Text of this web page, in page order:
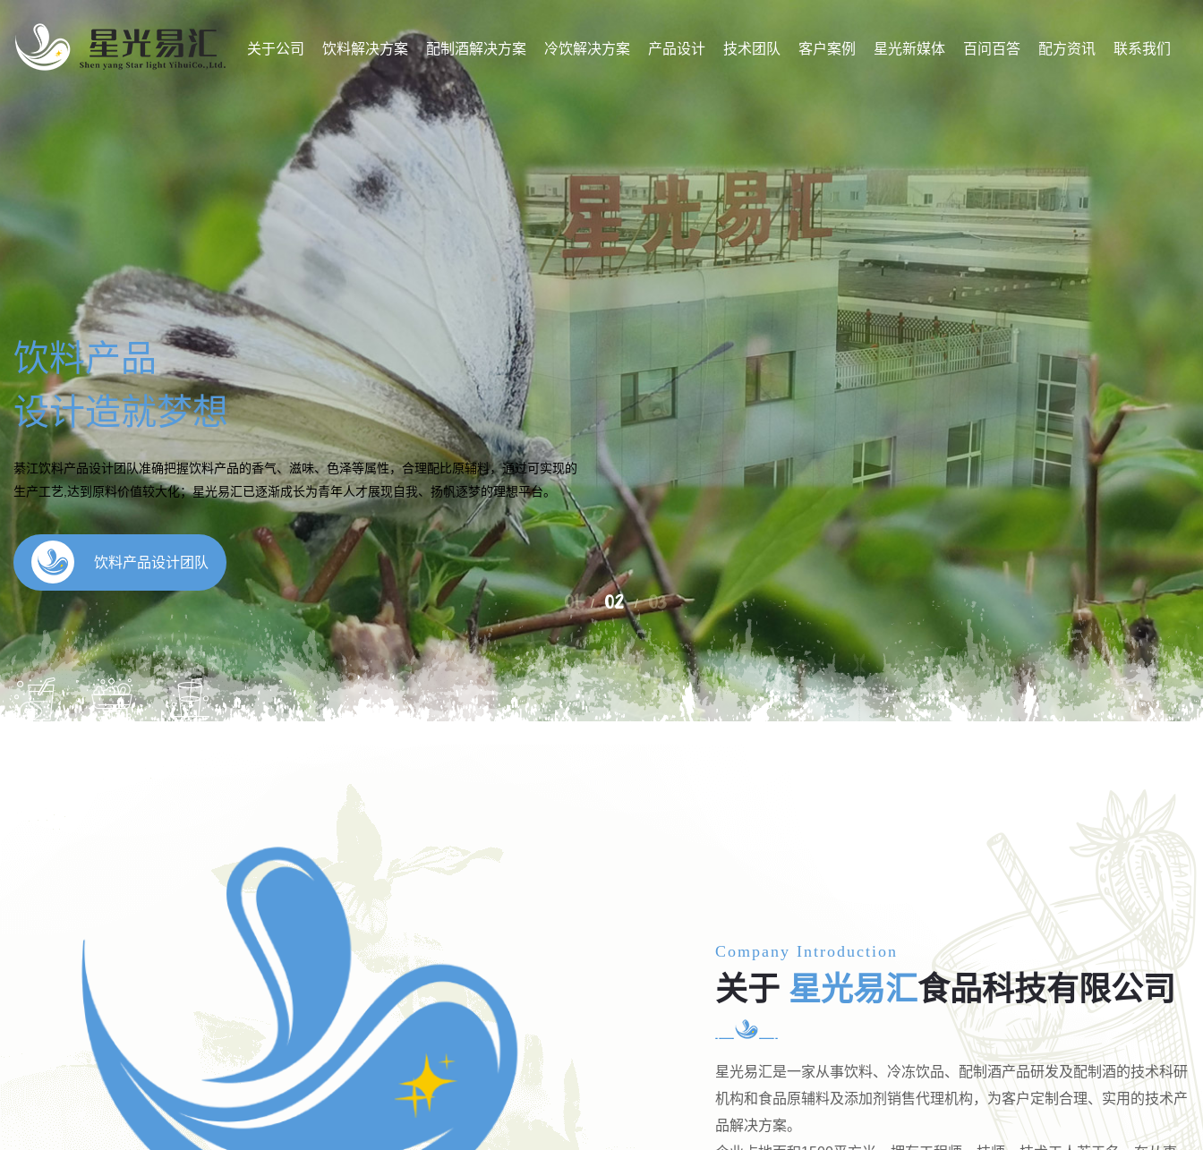
关于公司 饮料解决方案 配制酒解决方案 冷饮解决方案 产品设计 技术团队 客户案例 星光新媒体 百问百答 配方资讯 联系我们
配制酒产品
研发流程
綦江饮料产品研发提供包括完整的配方、生产工艺以及原材料、设备供应商等整套生产技术服务；按照
实际生产情况建模调试小样，终配制出可以成功生产并符合客户香气和口味要求的小样，保障客户可以
成功生产出产品。
Company Introduction
关于 星光易汇食品科技有限公司
星光易汇是一家从事饮料、冷冻饮品、配制酒产品研发及配制酒的技术科研
机构和食品原辅料及添加剂销售代理机构，为客户定制合理、实用的技术产
品解决方案。